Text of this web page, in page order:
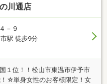
川通店
－９
駅 徒歩9分
１位！！松山市東温市伊予市
☆単身女性のお客様限定！女